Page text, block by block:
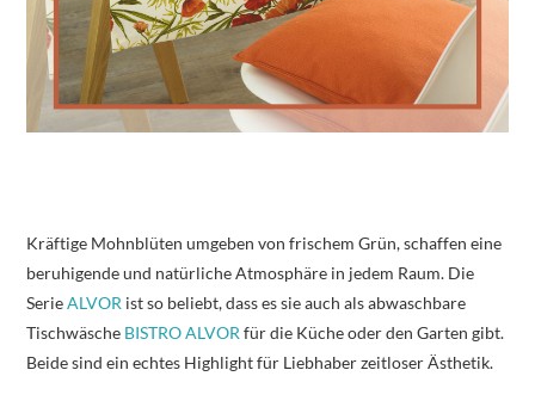
Kräftige Mohnblüten umgeben von frischem Grün, schaffen eine
beruhigende und natürliche Atmosphäre in jedem Raum. Die
SerieALVOR ist so beliebt, dass es sie auch als abwaschbare
Tischwäsche BISTRO ALVOR für die Küche oder den Garten gibt.
Beide sind ein echtes Highlight für Liebhaber zeitloser Ästhetik.